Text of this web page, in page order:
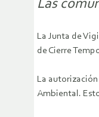
Las
La Junta de
de Cierre
La
Ambiental.